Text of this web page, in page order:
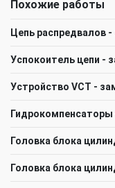
Похожие работы
Цепь распредвалов -
Успокоитель цепи -
Устройство VCT -
Гидрокомпенсаторы
Головка блока
Головка блока